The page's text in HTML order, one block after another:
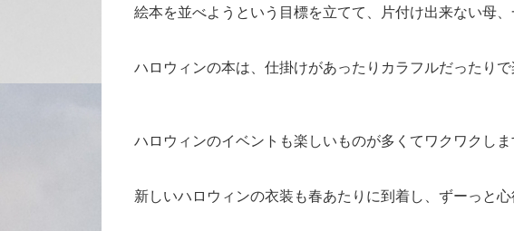
絵本を並べようという目標を立てて、片付け出来ない母、
ハロウィンの本は、仕掛けがあったりカラフルだったりで
ハロウィンのイベントも楽しいものが多くてワクワクしま
新しいハロウィンの衣装も春あたりに到着し、ずーっと心